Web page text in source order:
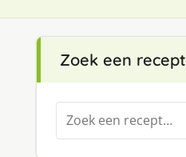
Zoek een recept
Zoeken
naar: